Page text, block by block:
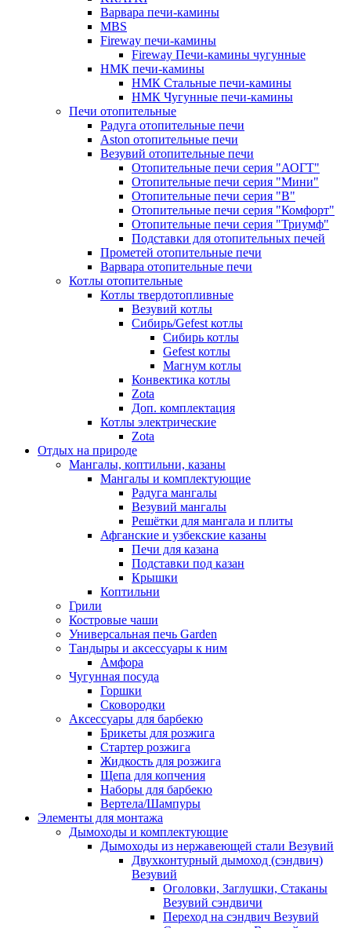
Варвара печи-камины
MBS
Fireway печи-камины
Fireway Печи-камины чугунные
НМК печи-камины
НМК Стальные печи-камины
НМК Чугунные печи-камины
Печи отопительные
Радуга отопительные печи
Aston отопительные печи
Везувий отопительные печи
Отопительные печи серия "АОГТ"
Отопительные печи серия "Мини"
Отопительные печи серия "В"
Отопительные печи серия "Комфорт"
Отопительные печи серия "Триумф"
Подставки для отопительных печей
Прометей отопительные печи
Варвара отопительные печи
Котлы отопительные
Котлы твердотопливные
Везувий котлы
Сибирь/Gefest котлы
Сибирь котлы
Gefest котлы
Магнум котлы
Конвектика котлы
Zota
Доп. комплектация
Котлы электрические
Zota
Отдых на природе
Мангалы, коптильни, казаны
Мангалы и комплектующие
Радуга мангалы
Везувий мангалы
Решётки для мангала и плиты
Афганские и узбекские казаны
Печи для казана
Подставки под казан
Крышки
Коптильни
Грили
Костровые чаши
Универсальная печь Garden
Тандыры и аксессуары к ним
Амфора
Чугунная посуда
Горшки
Сковородки
Аксессуары для барбекю
Брикеты для розжига
Стартер розжига
Жидкость для розжига
Щепа для копчения
Наборы для барбекю
Вертела/Шампуры
Элементы для монтажа
Дымоходы и комплектующие
Дымоходы из нержавеющей стали Везувий
Двухконтурный дымоход (сэндвич)
Везувий
Оголовки, Заглушки, Стаканы
Везувий сэндвичи
Переход на сэндвич Везувий